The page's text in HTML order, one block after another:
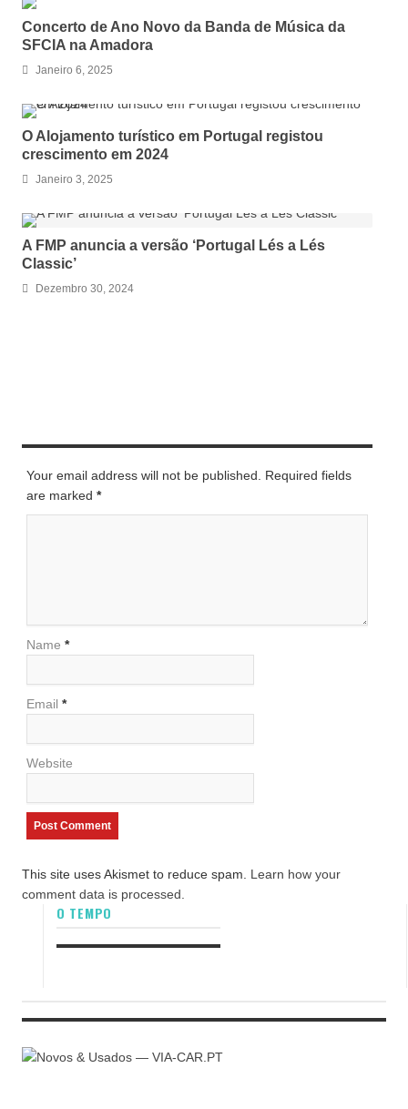
Concerto de Ano Novo da Banda de Música da
SFCIA na Amadora
Janeiro 6, 2025
O Alojamento turístico em Portugal registou
crescimento em 2024
Janeiro 3, 2025
A FMP anuncia a versão ‘Portugal Lés a Lés
Classic’
Dezembro 30, 2024
Your email address will not be published. Required fields
are marked *
Name *
Email *
Website
This site uses Akismet to reduce spam. Learn how your
comment data is processed.
O TEMPO